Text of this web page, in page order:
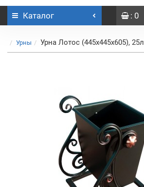
Каталог : 0
Урны Урна Лотос (445х445х605), 25л